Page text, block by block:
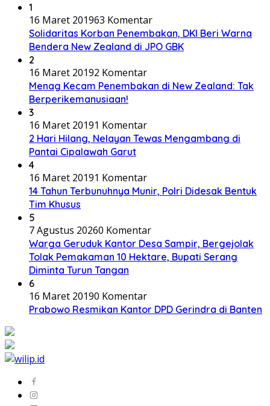
1
16 Maret 201963 Komentar
Solidaritas Korban Penembakan, DKI Beri Warna
Bendera New Zealand di JPO GBK
2
16 Maret 20192 Komentar
Menag Kecam Penembakan di New Zealand: Tak
Berperikemanusiaan!
3
16 Maret 20191 Komentar
2 Hari Hilang, Nelayan Tewas Mengambang di
Pantai Cipalawah Garut
4
16 Maret 20191 Komentar
14 Tahun Terbunuhnya Munir, Polri Didesak Bentuk
Tim Khusus
5
7 Agustus 20260 Komentar
Warga Geruduk Kantor Desa Sampir, Bergejolak
Tolak Pemakaman 10 Hektare, Bupati Serang
Diminta Turun Tangan
6
16 Maret 20190 Komentar
Prabowo Resmikan Kantor DPD Gerindra di Banten